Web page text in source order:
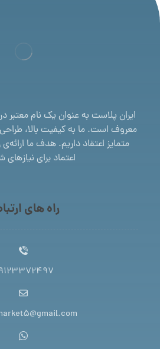
ایران پلاست به عنوان یک نام
معروف است. ما به کیفیت بالا،
متمایز اعتقاد داریم. هدف ما
اعتماد برای
راه های